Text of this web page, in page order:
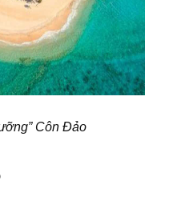
Côn Đảo